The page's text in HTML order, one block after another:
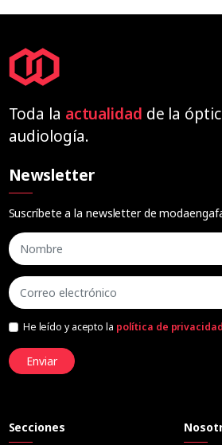
Toda la actualidad de la
audiología.
Newsletter
Suscríbete a la newsletter de
He leído y acepto la política de privacidad
Enviar
Secciones